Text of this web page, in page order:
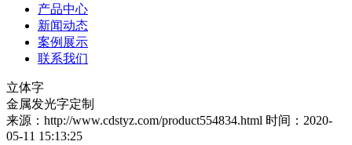
产品中心
新闻动态
案例展示
联系我们
立体字
金属发光字定制
来源：http://www.cdstyz.com/product554834.html 时间：2020-
05-11 15:13:25